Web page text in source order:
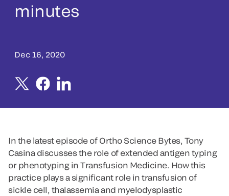
minutes
Dec 16, 2020
In the latest episode of Ortho Science Bytes, Tony
Casina discusses the role of extended antigen typing
or phenotyping in Transfusion Medicine. How this
practice plays a significant role in transfusion of
sickle cell, thalassemia and myelodysplastic